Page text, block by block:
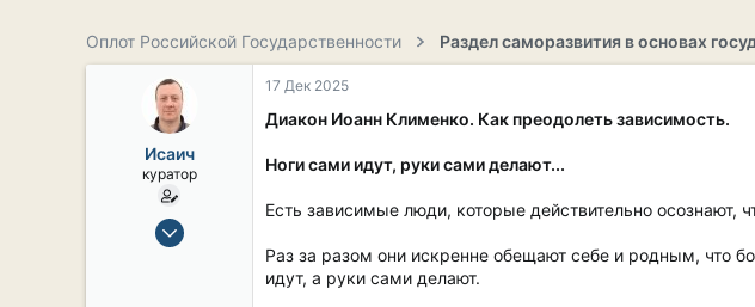
о
а
л
а
Оплот Российской Государственности
Исаич
куратор
15 Сен 2019
17 Дек 2025
Диакон Иоанн Клименко. Как преодолеть зависимость.
Ноги сами идут, руки сами делают...
Есть зависимые люди, которые действительно осознают,
Раз за разом они искренне обещают себе и родным, что
идут, а руки сами делают.